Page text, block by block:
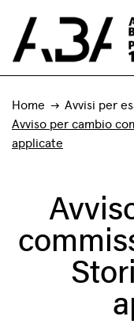
Home
Avvisi per
Avviso per cambio
applicate